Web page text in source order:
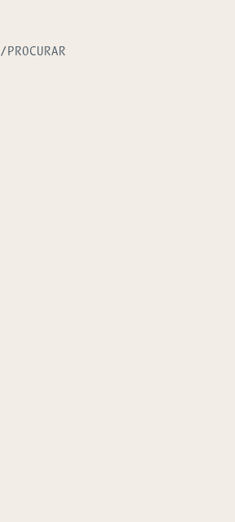
/PROCURAR